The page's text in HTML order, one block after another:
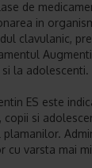
de
in
clavulanic,
si la adolescenti.
ES este
copii si
plamanilor.
cu varsta mai